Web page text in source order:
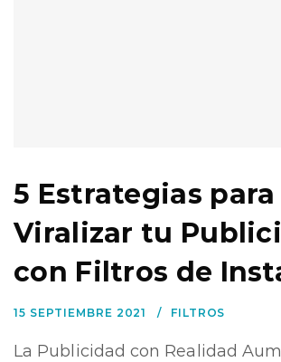
5 Estrategias para
Viralizar tu
con Filtros de
15 SEPTIEMBRE 2021 FILTROS
La Publicidad con Realidad